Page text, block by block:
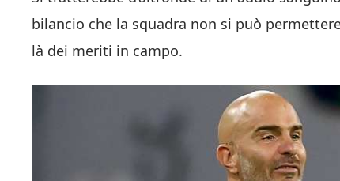
bilancio che la squadra non si può
là dei meriti in campo.